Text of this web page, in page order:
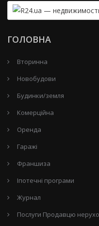
ГОЛОВНА
Вторинна
Новобудови
Будинки/земля
Комерційна
Оренда
Гаражі
Франшиза
Іпотечні програми
Журнал
Послуги Продавцю